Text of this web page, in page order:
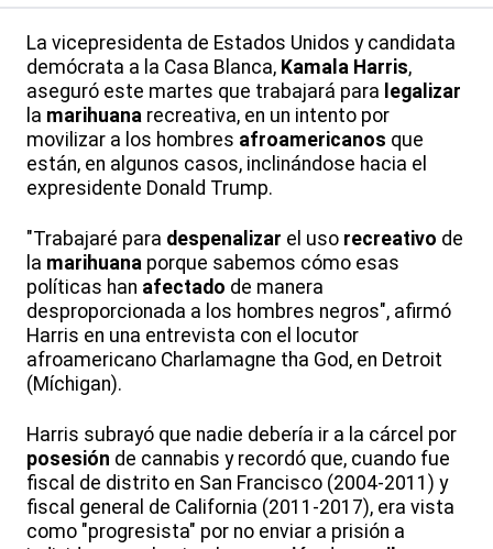
La vicepresidenta de Estados Unidos y candidata
demócrata a la Casa Blanca, Kamala Harris,
aseguró este martes que trabajará para legalizar
la marihuana recreativa, en un intento por
movilizar a los hombres afroamericanos que
están, en algunos casos, inclinándose hacia el
expresidente Donald Trump.
"Trabajaré para despenalizar el uso recreativo de
la marihuana porque sabemos cómo esas
políticas han afectado de manera
desproporcionada a los hombres negros", afirmó
Harris en una entrevista con el locutor
afroamericano Charlamagne tha God, en Detroit
(Míchigan).
Harris subrayó que nadie debería ir a la cárcel por
posesión de cannabis y recordó que, cuando fue
fiscal de distrito en San Francisco (2004-2011) y
fiscal general de California (2011-2017), era vista
como "progresista" por no enviar a prisión a